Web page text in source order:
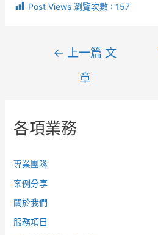
Post Views 瀏覽次數 : 157
← 上一篇 文
章
各項業務
專業團隊
案例分享
關於我們
服務項目